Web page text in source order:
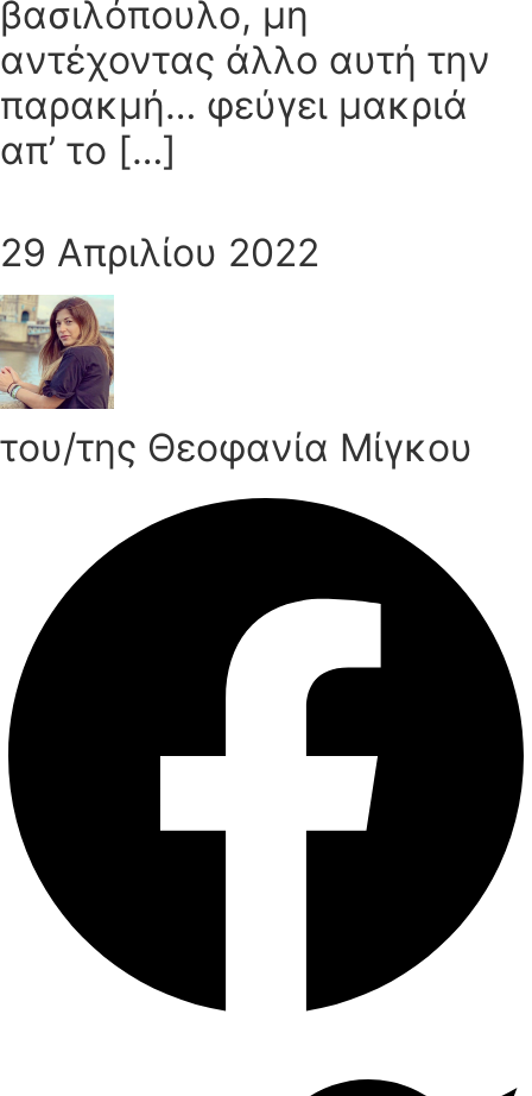
βασιλόπουλο, μη
αντέχοντας άλλο αυτή την
παρακμή… φεύγει μακριά
απ’ το […]
29 Απριλίου 2022
του/της Θεοφανία Μίγκου